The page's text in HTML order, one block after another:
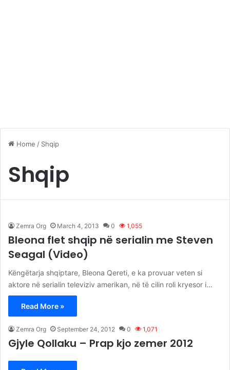
Home / Shqip
Shqip
Zemra Org March 4, 2013 0 1,055
Bleona flet shqip në serialin me Steven
Seagal (Video)
Këngëtarja shqiptare, Bleona Qereti, e ka provuar veten si
aktore në serialin televiziv amerikan, në të cilin roli kryesor i…
Read More »
Zemra Org September 24, 2012 0 1,071
Gjyle Qollaku – Prap kjo zemer 2012